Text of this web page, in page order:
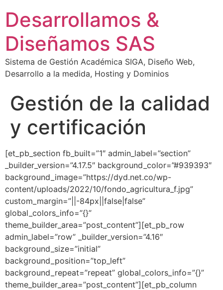
Desarrollamos &
Diseñamos SAS
Sistema de Gestión Académica SIGA, Diseño Web,
Desarrollo a la medida, Hosting y Dominios
Gestión de la calidad
y certificación
[et_pb_section fb_built=”1″ admin_label=”section”
_builder_version=”4.17.5″ background_color=”#939393″
background_image=”https://dyd.net.co/wp-
content/uploads/2022/10/fondo_agricultura_f.jpg”
custom_margin=”||-84px||false|false”
global_colors_info=”{}”
theme_builder_area=”post_content”][et_pb_row
admin_label=”row” _builder_version=”4.16″
background_size=”initial”
background_position=”top_left”
background_repeat=”repeat” global_colors_info=”{}”
theme_builder_area=”post_content”][et_pb_column